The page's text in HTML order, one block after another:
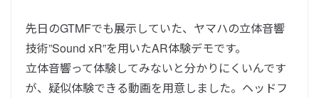
先日のGTMFでも展示していた、ヤマハの立体音響
技術”Sound xR”を用いたAR体験デモです。
立体音響って体験してみないと分かりにくいんです
が、疑似体験できる動画を用意しました。ヘッドフ